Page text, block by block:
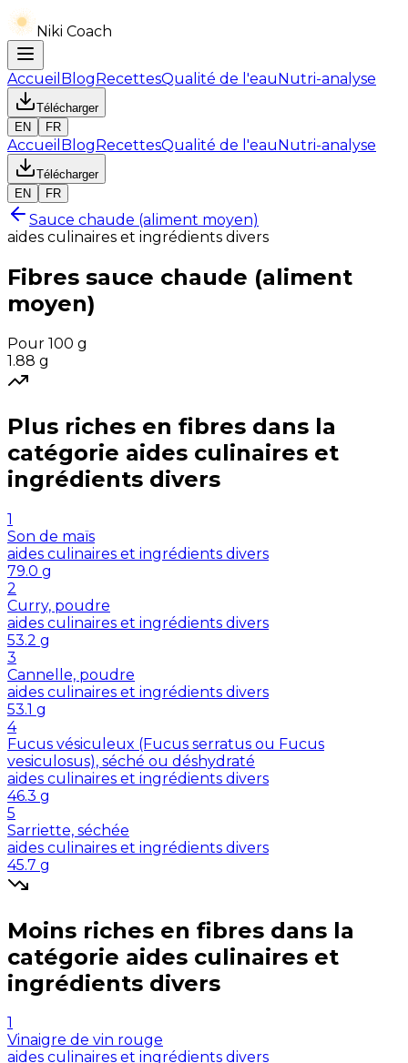
Niki Coach
Accueil BlogRecettesQualité de l'eauNutri-analyse
Télécharger
EN
FR
Accueil BlogRecettesQualité de l'eauNutri-analyse
Télécharger
EN
FR
Sauce chaude (aliment moyen)
aides culinaires et ingrédients divers
Fibres sauce chaude (aliment
moyen)
Pour 100 g
1.88 g
Plus riches en fibres dans la
catégorie aides culinaires et
ingrédients divers
1
Son de maïs
aides culinaires et ingrédients divers
79.0 g
2
Curry, poudre
aides culinaires et ingrédients divers
53.2 g
3
Cannelle, poudre
aides culinaires et ingrédients divers
53.1 g
4
Fucus vésiculeux (Fucus serratus ou Fucus
vesiculosus), séché ou déshydraté
aides culinaires et ingrédients divers
46.3 g
5
Sarriette, séchée
aides culinaires et ingrédients divers
45.7 g
Moins riches en fibres dans la
catégorie aides culinaires et
ingrédients divers
1
Vinaigre de vin rouge
aides culinaires et ingrédients divers